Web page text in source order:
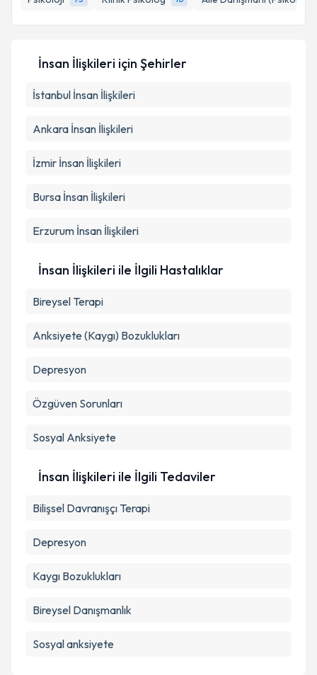
İnsan İlişkileri için Şehirler
İstanbul İnsan İlişkileri
Ankara İnsan İlişkileri
İzmir İnsan İlişkileri
Bursa İnsan İlişkileri
Erzurum İnsan İlişkileri
İnsan İlişkileri ile İlgili Hastalıklar
Bireysel Terapi
Anksiyete (Kaygı) Bozuklukları
Depresyon
Özgüven Sorunları
Sosyal Anksiyete
İnsan İlişkileri ile İlgili Tedaviler
Bilişsel Davranışçı Terapi
Depresyon
Kaygı Bozuklukları
Bireysel Danışmanlık
Sosyal anksiyete